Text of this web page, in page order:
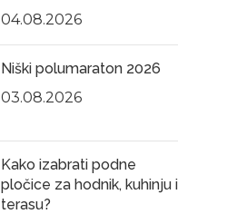
04.08.2026
Niški polumaraton 2026
03.08.2026
Kako izabrati podne
pločice za hodnik, kuhinju i
terasu?